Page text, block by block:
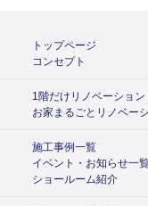
トップページ
コンセプト
1階だけリノベーション
お家まるごとリノベー
施工事例一覧
イベント・お知らせ一
ショールーム紹介